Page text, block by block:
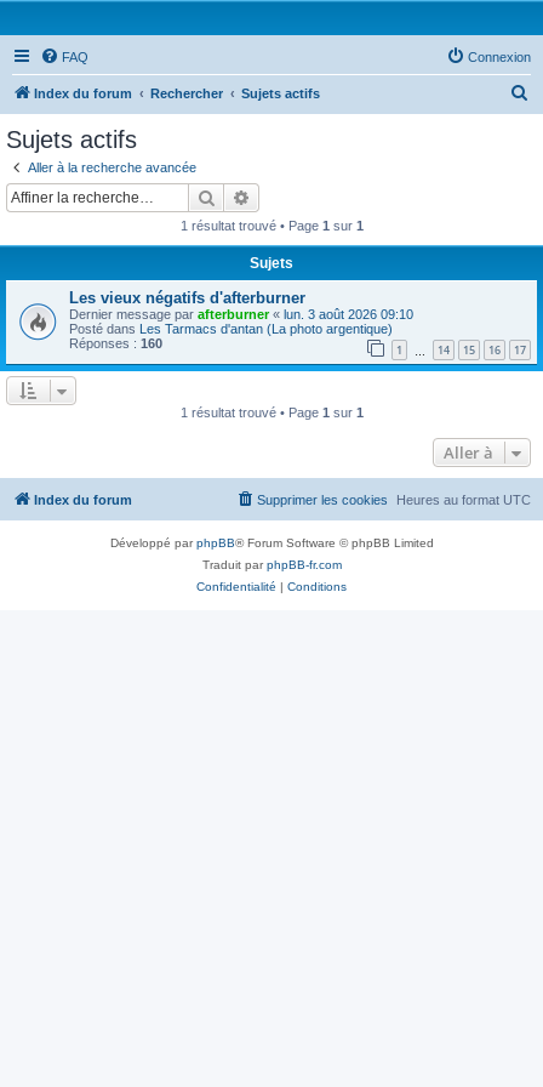
FAQ Connexion
Index du forum Rechercher Sujets actifs
Sujets actifs
Aller à la recherche avancée
Rechercher
1 résultat trouvé • Page 1 sur 1
Sujets
Les vieux négatifs d'afterburner
Dernier message par afterburner« lun. 3 août 2026 09:10
Posté dans Les Tarmacs d'antan (La photo argentique)
Réponses : 160 1 14 15 16 17
1 résultat trouvé • Page 1 sur 1
Aller à
Index du forum Heures au format UTC
Supprimer les cookies
Développé parphpBB® Forum Software © phpBB Limited
Traduit parphpBB-fr.com
Confidentialité | Conditions